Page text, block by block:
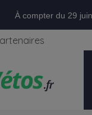
À compter du 29